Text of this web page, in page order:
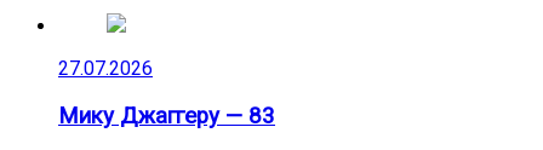
27.07.2026
Мику Джаггеру — 83